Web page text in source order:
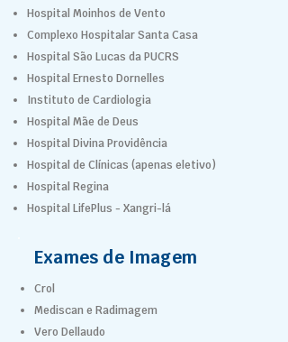
Hospital Moinhos de Vento
Complexo Hospitalar Santa Casa
Hospital São Lucas da PUCRS
Hospital Ernesto Dornelles
Instituto de Cardiologia
Hospital Mãe de Deus
Hospital Divina Providência
Hospital de Clínicas (apenas eletivo)
Hospital Regina
Hospital LifePlus - Xangri-lá
Exames de Imagem
Crol
Mediscan e Radimagem
Vero Dellaudo